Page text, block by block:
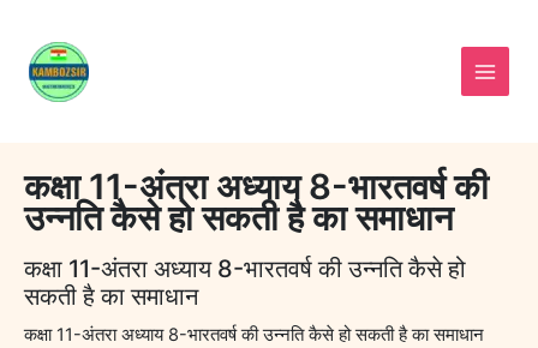
content
कक्षा 11-अंतरा अध्याय 8-भारतवर्ष की
उन्नति कैसे हो सकती है का समाधान
कक्षा 11-अंतरा अध्याय 8-भारतवर्ष की उन्नति कैसे हो
सकती है का समाधान
कक्षा 11-अंतरा अध्याय 8-भारतवर्ष की उन्नति कैसे हो सकती है का समाधान